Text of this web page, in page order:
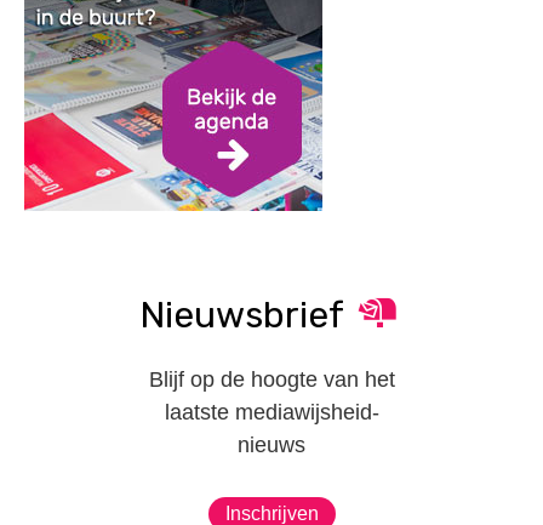
Nieuwsbrief
Blijf op de hoogte van het
laatste mediawijsheid-
nieuws
Inschrijven